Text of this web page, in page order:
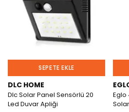
SEPETE EKLE
DLC HOME
Dlc Solar Panel Sensörlü 20
Led Duvar Apliği
Eglo